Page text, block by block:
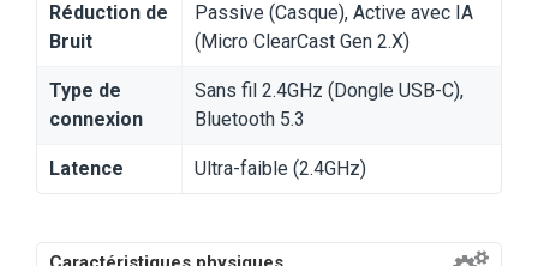
Réduction de
Bruit
Passive (Casque), Active avec IA
(Micro ClearCast Gen 2.X)
Type de
connexion
Sans fil 2.4GHz (Dongle USB-C),
Bluetooth 5.3
Latence Ultra-faible (2.4GHz)